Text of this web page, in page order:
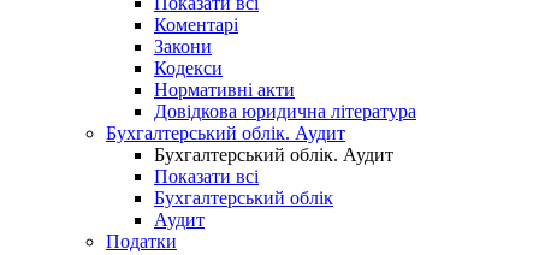
Коментарі
Закони
Кодекси
Нормативні акти
Довідкова юридична література
Бухгалтерський облік. Аудит
Бухгалтерський облік. Аудит
Показати всі
Бухгалтерський облік
Аудит
Податки